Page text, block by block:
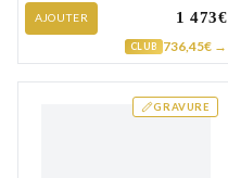
AJOUTER 1 473€
CLUB 736,45€ →
GRAVURE